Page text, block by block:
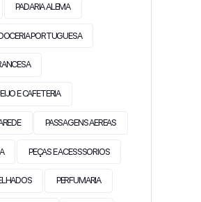
PADARIA ALEMA
PORTUGUESA
E CAFETERIA
PASSAGENS AEREAS
PEÇAS E ACESSSORIOS
PERFUMARIA